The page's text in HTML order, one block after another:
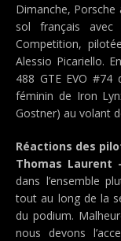
Dimanche, Porsche
sol français
Competition,
Alessio Picariello.
488 GTE EVO #74
féminin de Iron
Gostner) au volant
Réactions des
Thomas Laurent
dans l’ensemble
tout au long de la
du podium.
nous devons